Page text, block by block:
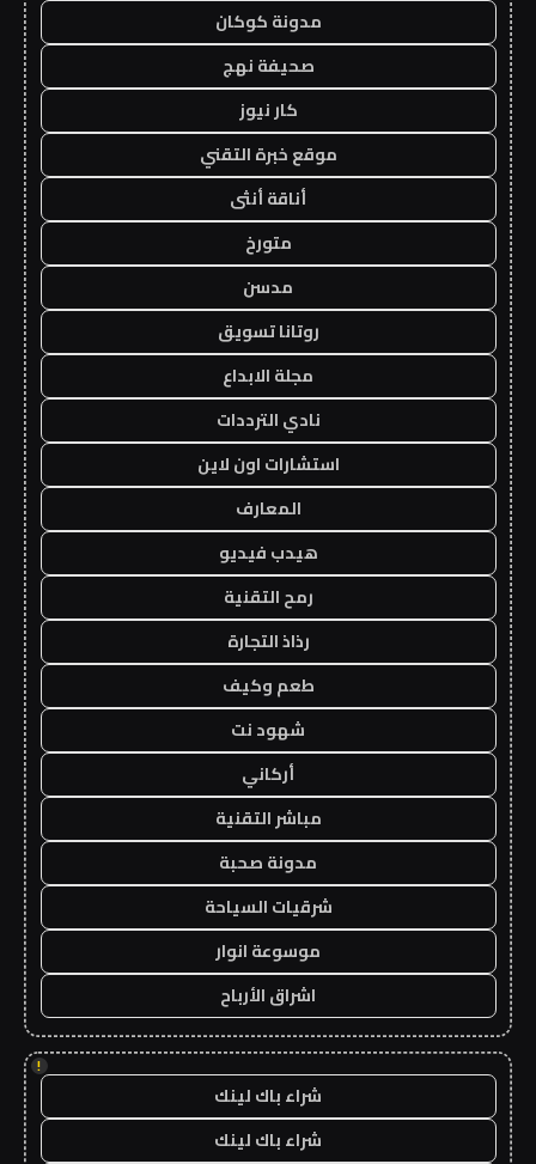
مدونة كوكان
صحيفة نهج
كار نيوز
موقع خبرة التقني
أناقة أنثى
متورخ
مدسن
روتانا تسويق
مجلة الابداع
نادي الترددات
استشارات اون لاين
المعارف
هيدب فيديو
رمح التقنية
رذاذ التجارة
طعم وكيف
شهود نت
أركاني
مباشر التقنية
مدونة صحبة
شرقيات السياحة
موسوعة انوار
اشراق الأرباح
!
شراء باك لينك
شراء باك لينك